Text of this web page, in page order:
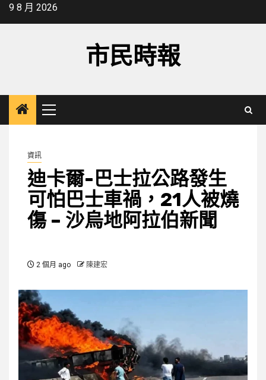
Skip9 8 月 2026
市民時報
Primary
Menu
資訊
迪卡爾-巴士拉公路發生
可怕巴士車禍，21人被燒
傷 – 沙烏地阿拉伯新聞
2 個月 ago 陳建宏